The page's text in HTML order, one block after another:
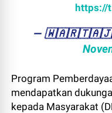
https://
—
Program
mendapatkan
kepada Masyarakat